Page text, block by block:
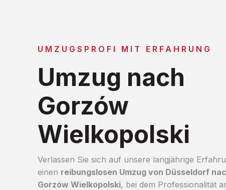
UMZUGSPROFI MIT ERFAHRUNG
Umzug nach
Gorzów
Wielkopolski
Verlassen Sie sich auf unsere langjährige
einen reibungslosen Umzug von Düsseldorf
Gorzów Wielkopolski, bei dem Professionalität